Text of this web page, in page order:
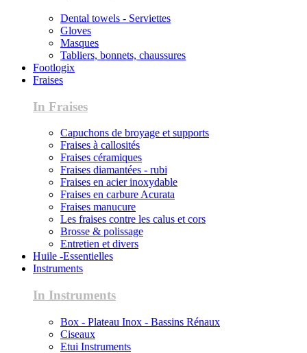
Dental towels - Serviettes
Gloves
Masques
Tabliers, bonnets, chaussures
Footlogix
Fraises
In Fraises
Capuchons de broyage et supports
Fraises à callosités
Fraises céramiques
Fraises diamantées - rubi
Fraises en acier inoxydable
Fraises en carbure Acurata
Fraises manucure
Les fraises contre les calus et cors
Brosse & polissage
Entretien et divers
Huile -Essentielles
Instruments
In Instruments
Box - Plateau Inox - Bassins Rénaux
Ciseaux
Etui Instruments